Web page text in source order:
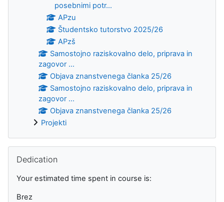
posebnimi potr...
APzu
Študentsko tutorstvo 2025/26
APzš
Samostojno raziskovalno delo, priprava in
zagovor ...
Objava znanstvenega članka 25/26
Samostojno raziskovalno delo, priprava in
zagovor ...
Objava znanstvenega članka 25/26
Projekti
Dedication
Your estimated time spent in course is:
Brez